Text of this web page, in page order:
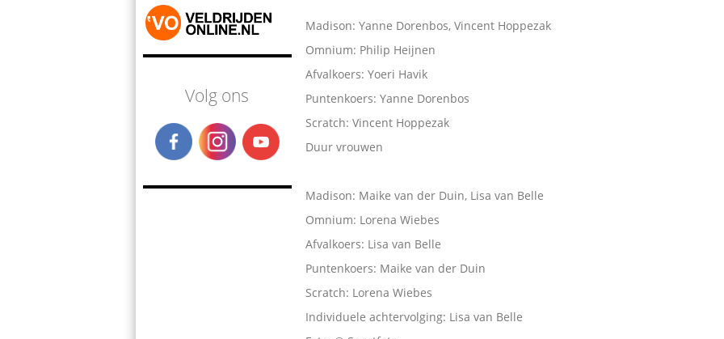
Volg ons
Madison: Yanne Dorenbos, Vincent Hoppezak
Omnium: Philip Heijnen
Afvalkoers: Yoeri Havik
Puntenkoers: Yanne Dorenbos
Scratch: Vincent Hoppezak
Duur vrouwen
Madison: Maike van der Duin, Lisa van Belle
Omnium: Lorena Wiebes
Afvalkoers: Lisa van Belle
Puntenkoers: Maike van der Duin
Scratch: Lorena Wiebes
Individuele achtervolging: Lisa van Belle